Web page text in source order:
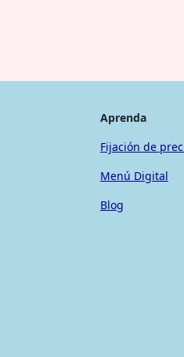
Aprenda
Fijación de
Menú Digital
Blog